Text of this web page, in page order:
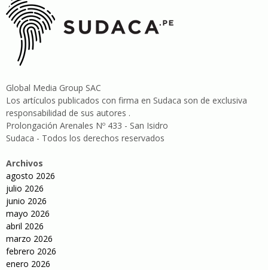
Global Media Group SAC
Los artículos publicados con firma en Sudaca son de exclusiva
responsabilidad de sus autores .
Prolongación Arenales Nº 433 - San Isidro
Sudaca - Todos los derechos reservados
Archivos
agosto 2026
julio 2026
junio 2026
mayo 2026
abril 2026
marzo 2026
febrero 2026
enero 2026